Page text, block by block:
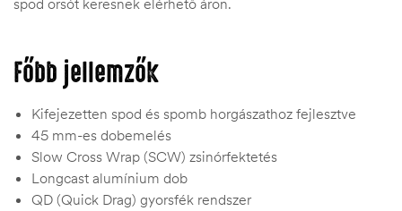
spod orsót keresnek elérhető áron.
Főbb jellemzők
Kifejezetten spod és spomb horgászathoz fejlesztve
45 mm-es dobemelés
Slow Cross Wrap (SCW) zsinórfektetés
Longcast alumínium dob
QD (Quick Drag) gyorsfék rendszer